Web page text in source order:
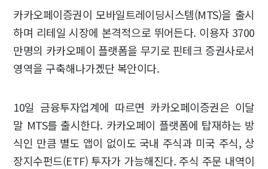
카카오페이증권이 모바일트레이딩시스템(MTS)을 출시
하며 리테일 시장에 본격적으로 뛰어든다. 이용자 3700
만명의 카카오페이 플랫폼을 무기로 핀테크 증권사로서
영역을 구축해나가겠단 복안이다.
10일 금융투자업계에 따르면 카카오페이증권은 이달
말 MTS를 출시한다. 카카오페이 플랫폼에 탑재하는 방
식인 만큼 별도 앱이 없이도 국내 주식과 미국 주식, 상
장지수펀드(ETF) 투자가 가능해진다. 주식 주문 내역이